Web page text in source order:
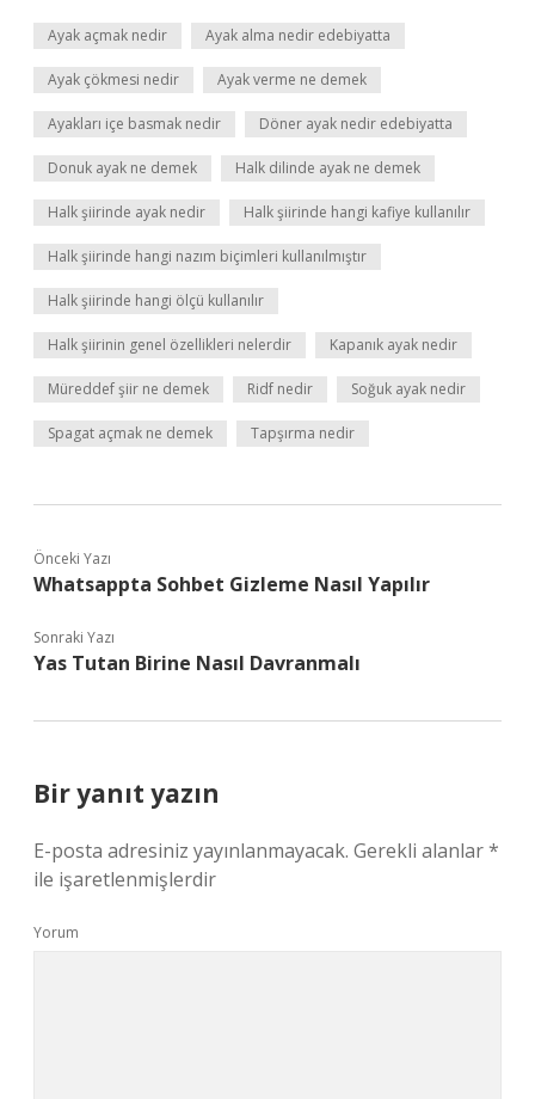
Ayak açmak nedir Ayak alma nedir edebiyatta
Ayak çökmesi nedir Ayak verme ne demek
Ayakları içe basmak nedir Döner ayak nedir edebiyatta
Donuk ayak ne demek Halk dilinde ayak ne demek
Halk şiirinde ayak nedir Halk şiirinde hangi kafiye kullanılır
Halk şiirinde hangi nazım biçimleri kullanılmıştır
Halk şiirinde hangi ölçü kullanılır
Halk şiirinin genel özellikleri nelerdir Kapanık ayak nedir
Müreddef şiir ne demek Ridf nedir Soğuk ayak nedir
Spagat açmak ne demek Tapşırma nedir
Önceki Yazı
Whatsappta Sohbet Gizleme Nasıl Yapılır
Sonraki Yazı
Yas Tutan Birine Nasıl Davranmalı
Bir yanıt yazın
E-posta adresiniz yayınlanmayacak. Gerekli alanlar*
ile işaretlenmişlerdir
Yorum